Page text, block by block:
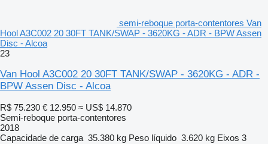
semi-reboque porta-contentores Van
Hool A3C002 20 30FT TANK/SWAP - 3620KG - ADR - BPW Assen
Disc - Alcoa
23
Van Hool A3C002 20 30FT TANK/SWAP - 3620KG - ADR -
BPW Assen Disc - Alcoa
R$ 75.230 € 12.950 ≈ US$ 14.870
Semi-reboque porta-contentores
2018
Capacidade de carga 35.380 kg Peso líquido 3.620 kg Eixos 3